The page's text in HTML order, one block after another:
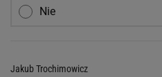
Nie
Jakub Trochimowicz